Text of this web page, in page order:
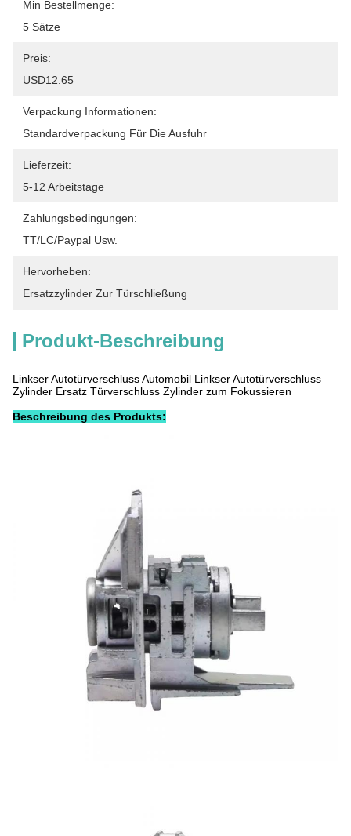
Min Bestellmenge:
5 Sätze
Preis:
USD12.65
Verpackung Informationen:
Standardverpackung Für Die Ausfuhr
Lieferzeit:
5-12 Arbeitstage
Zahlungsbedingungen:
TT/LC/paypal Usw.
Hervorheben:
Ersatzzylinder Zur Türschließung
Produkt-Beschreibung
Linkser Autotürverschluss Automobil Linkser Autotürverschluss
Zylinder Ersatz Türverschluss Zylinder zum Fokussieren
Beschreibung des Produkts: